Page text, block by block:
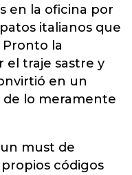
en la oficina por
italianos que
Pronto la
el traje sastre y
en un
de lo meramente
must de
códigos